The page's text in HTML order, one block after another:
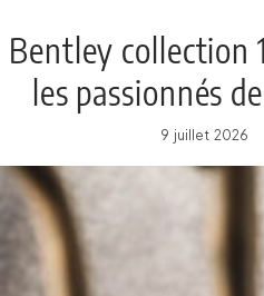
Bentley collection
les passionnés
9 juillet 2026